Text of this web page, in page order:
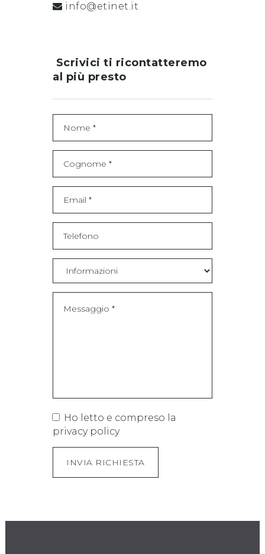
info@etinet.it
Scrivici ti ricontatteremo
al più presto
Ho letto e compreso la
privacy policy